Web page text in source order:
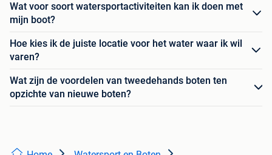
Wat voor soort watersportactiviteiten kan ik doen met
mijn boot?
Hoe kies ik de juiste locatie voor het water waar ik wil
varen?
Wat zijn de voordelen van tweedehands boten ten
opzichte van nieuwe boten?